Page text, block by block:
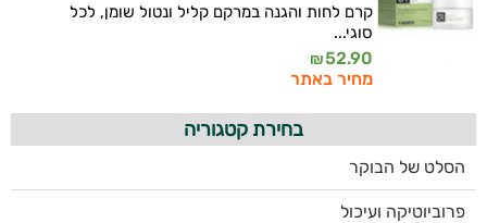
קרם לחות והגנה במרקם קליל ונטול שומן, לכל
סוגי...
52.90
₪
מחיר באתר
בחירת קטגוריה
הסלט של הבוקר
פרוביוטיקה ועיכול